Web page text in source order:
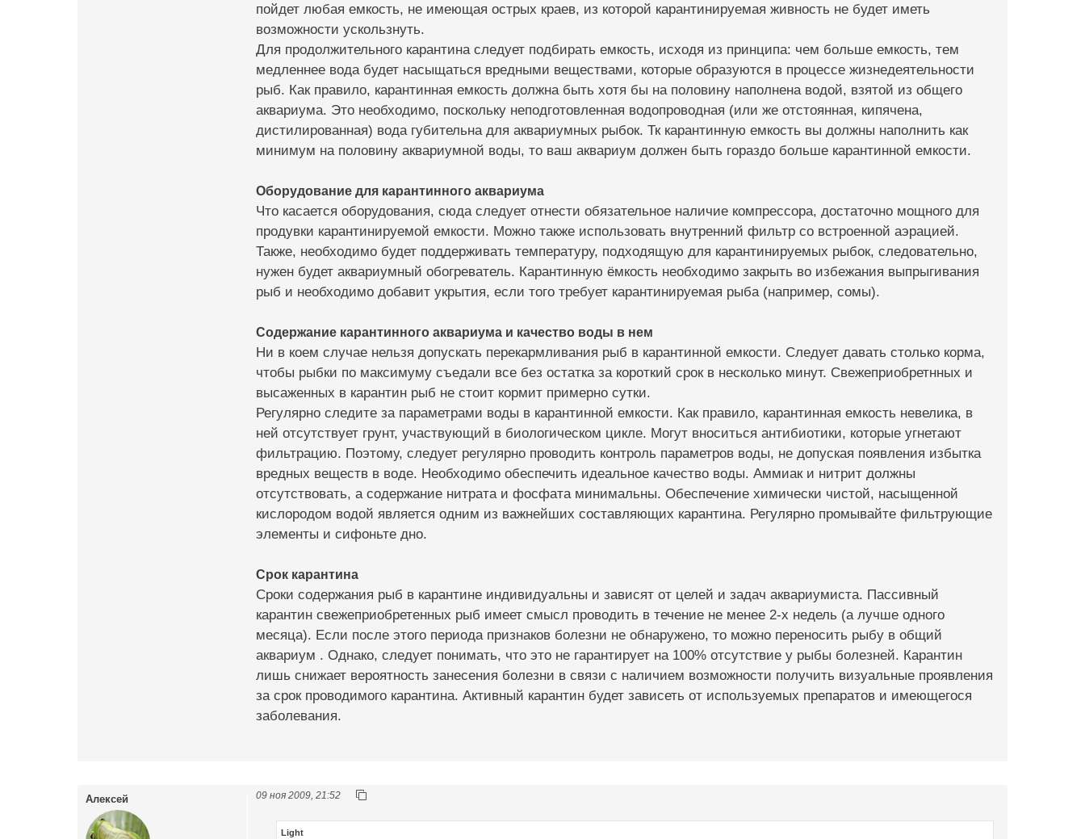
пойдет любая емкость, не имеющая острых краев, из которой карантинируемая живность не будет иметь
возможности ускользнуть.
Для продолжительного карантина следует подбирать емкость, исходя из принципа: чем больше емкость, тем
медленнее вода будет насыщаться вредными веществами, которые образуются в процессе жизнедеятельности
рыб. Как правило, карантинная емкость должна быть хотя бы на половину наполнена водой, взятой из общего
аквариума. Это необходимо, поскольку неподготовленная водопроводная (или же отстоянная, кипячена,
дистилированная) вода губительна для аквариумных рыбок. Тк карантинную емкость вы должны наполнить как
минимум на половину аквариумной воды, то ваш аквариум должен быть гораздо больше карантинной емкости.
Оборудование для карантинного аквариума
Что касается оборудования, сюда следует отнести обязательное наличие компрессора, достаточно мощного для
продувки карантинируемой емкости. Можно также использовать внутренний фильтр со встроенной аэрацией.
Также, необходимо будет поддерживать температуру, подходящую для карантинируемых рыбок, следовательно,
нужен будет аквариумный обогреватель. Карантинную ёмкость необходимо закрыть во избежания выпрыгивания
рыб и необходимо добавит укрытия, если того требует карантинируемая рыба (например, сомы).
Содержание карантинного аквариума и качество воды в нем
Ни в коем случае нельзя допускать перекармливания рыб в карантинной емкости. Следует давать столько корма,
чтобы рыбки по максимуму съедали все без остатка за короткий срок в несколько минут. Свежеприобретнных и
высаженных в карантин рыб не стоит кормит примерно сутки.
Регулярно следите за параметрами воды в карантинной емкости. Как правило, карантинная емкость невелика, в
ней отсутствует грунт, участвующий в биологическом цикле. Могут вноситься антибиотики, которые угнетают
фильтрацию. Поэтому, следует регулярно проводить контроль параметров воды, не допуская появления избытка
вредных веществ в воде. Необходимо обеспечить идеальное качество воды. Аммиак и нитрит должны
отсутствовать, а содержание нитрата и фосфата минимальны. Обеспечение химически чистой, насыщенной
кислородом водой является одним из важнейших составляющих карантина. Регулярно промывайте фильтрующие
элементы и сифоньте дно.
Срок карантина
Сроки содержания рыб в карантине индивидуальны и зависят от целей и задач аквариумиста. Пассивный
карантин свежеприобретенных рыб имеет смысл проводить в течение не менее 2-х недель (а лучше одного
месяца). Если после этого периода признаков болезни не обнаружено, то можно переносить рыбу в общий
аквариум . Однако, следует понимать, что это не гарантирует на 100% отсутствие у рыбы болезней. Карантин
лишь снижает вероятность занесения болезни в связи с наличием возможности получить визуальные проявления
за срок проводимого карантина. Активный карантин будет зависеть от используемых препаратов и имеющегося
заболевания.
Алексей 09 ноя 2009, 21:52
Light